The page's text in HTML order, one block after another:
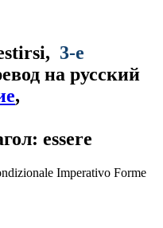
, 3-е
,
essere
Imperativo Forme